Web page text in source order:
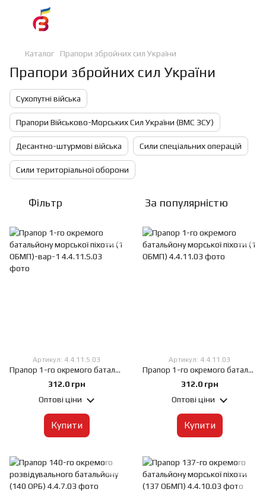
Каталог Прапори збройних сил України
Прапори збройних сил України
Сухопутні війська
Прапори Військово-Морських Сил України (ВМС ЗСУ)
Десантно-штурмові війська Сили спеціальних операцій
Сили територіальної оборони
Фільтр За популярністю
Артикул: 4.4.11.S.03
Прапор 1-го окремого батальйону морської піхоти (1 ОБМП)-вар-1, 60х90 см, Штучний шовк 50 г/м², Сублімаційний друк, односторонній, Кишеня під древко зліва
312.0 грн
Оптові ціни
Купити
Артикул: 4.4.11.03
Прапор 1-го окремого батальйону морської піхоти (1 ОБМП), 60х90 см, Штучний шовк 50 г/м², Сублімаційний друк, односторонній, Кишеня під древко зліва
312.0 грн
Оптові ціни
Купити